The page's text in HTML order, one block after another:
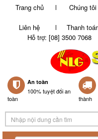
Trang chủ Chúng tôi
Liên hệ
Thanh
Hỗ trợ: [08] 3500 7068
An toàn
100% tuyệt đối an
toàn
thành